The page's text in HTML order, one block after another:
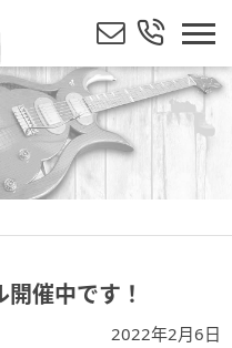
催中です！
2022年2月6日